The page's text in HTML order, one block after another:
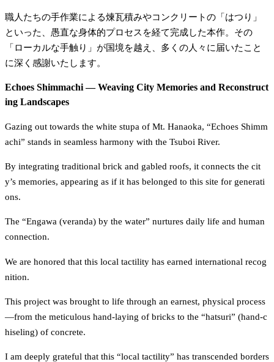
職人たちの手作業による煉瓦積みやコンクリートの「はつり」
といった、愚直な身体的プロセスを経て完成した本作。その
「ローカルな手触り」が国境を越え、多くの人々に届いたこと
に深く感謝いたします。
Echoes Shimmachi — Weaving City Memories and Reconstruct
ing Landscapes
Gazing out towards the white stupa of Mt. Hanaoka, “Echoes Shimm
achi” stands in seamless harmony with the Tsuboi River.
By integrating traditional brick and gabled roofs, it connects the cit
y’s memories, appearing as if it has belonged to this site for generati
ons.
The “Engawa (veranda) by the water” nurtures daily life and human
connection.
We are honored that this local tactility has earned international recog
nition.
This project was brought to life through an earnest, physical process
—from the meticulous hand-laying of bricks to the “hatsuri” (hand-c
hiseling) of concrete.
I am deeply grateful that this “local tactility” has transcended borders